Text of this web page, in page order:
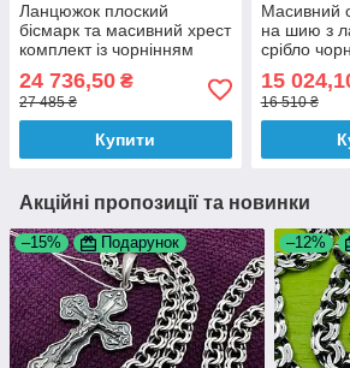
Ланцюжок плоский
бісмарк та масивний хрест
комплект із чорнінням
срібло 925 проби
24 736,50 ₴
27 485 ₴
Купити
Масивний
на шию з
срібло
ланцюг
15
16 510 ₴
Акційні пропозиції та новинки
–15% Подарунок –12%